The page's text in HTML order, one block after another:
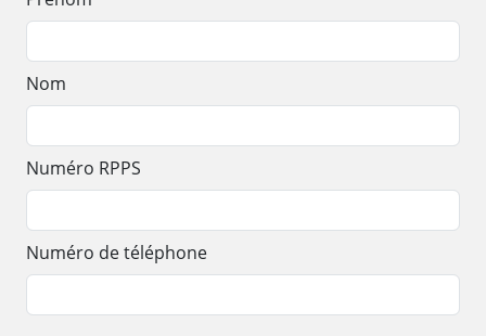
Nom
Numéro RPPS
Numéro de téléphone